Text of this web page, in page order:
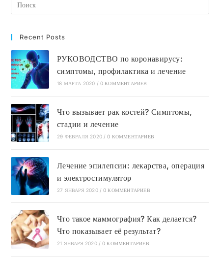
Recent Posts
РУКОВОДСТВО по коронавирусу:
симптомы, профилактика и лечение
18 МАРТА 2020 / 0 КОММЕНТАРИЕВ
Что вызывает рак костей? Симптомы,
стадии и лечение
29 ФЕВРАЛЯ 2020 / 0 КОММЕНТАРИЕВ
Лечение эпилепсии: лекарства, операция
и электростимулятор
27 ЯНВАРЯ 2020 / 0 КОММЕНТАРИЕВ
Что такое маммография? Как делается?
Что показывает её результат?
21 ЯНВАРЯ 2020 / 0 КОММЕНТАРИЕВ